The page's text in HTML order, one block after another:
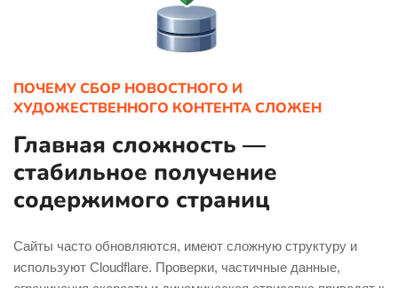
ПОЧЕМУ СБОР НОВОСТНОГО И
ХУДОЖЕСТВЕННОГО КОНТЕНТА СЛОЖЕН
Главная сложность —
стабильное получение
содержимого страниц
Сайты часто обновляются, имеют сложную структуру и
используют Cloudflare. Проверки, частичные данные,